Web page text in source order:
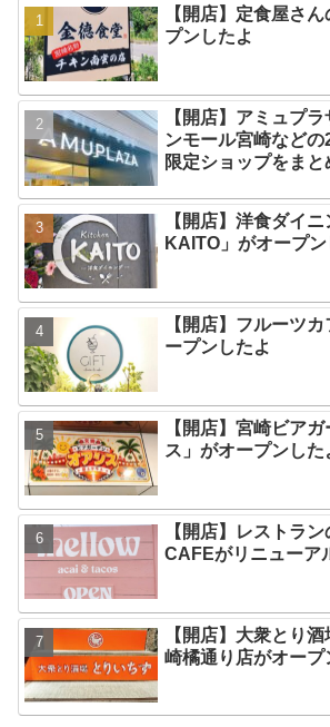
【開店】定食屋さ
プンしたよ
【開店】アミュプ
ンモール宮崎など
限定ショップをまと
【開店】洋食ダイ
KAITO」がオープン
【開店】フルーツ
ープンしたよ
【開店】宮崎ビア
ス」がオープンした
【開店】レストラ
CAFEがリニューア
【開店】大衆とり
崎橘通り店がオープ